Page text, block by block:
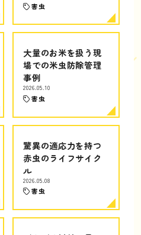
害虫
大量のお米を扱う現
場での米虫防除管理
事例
2026.05.10
害虫
驚異の適応力を持つ
赤虫のライフサイク
ル
2026.05.08
害虫